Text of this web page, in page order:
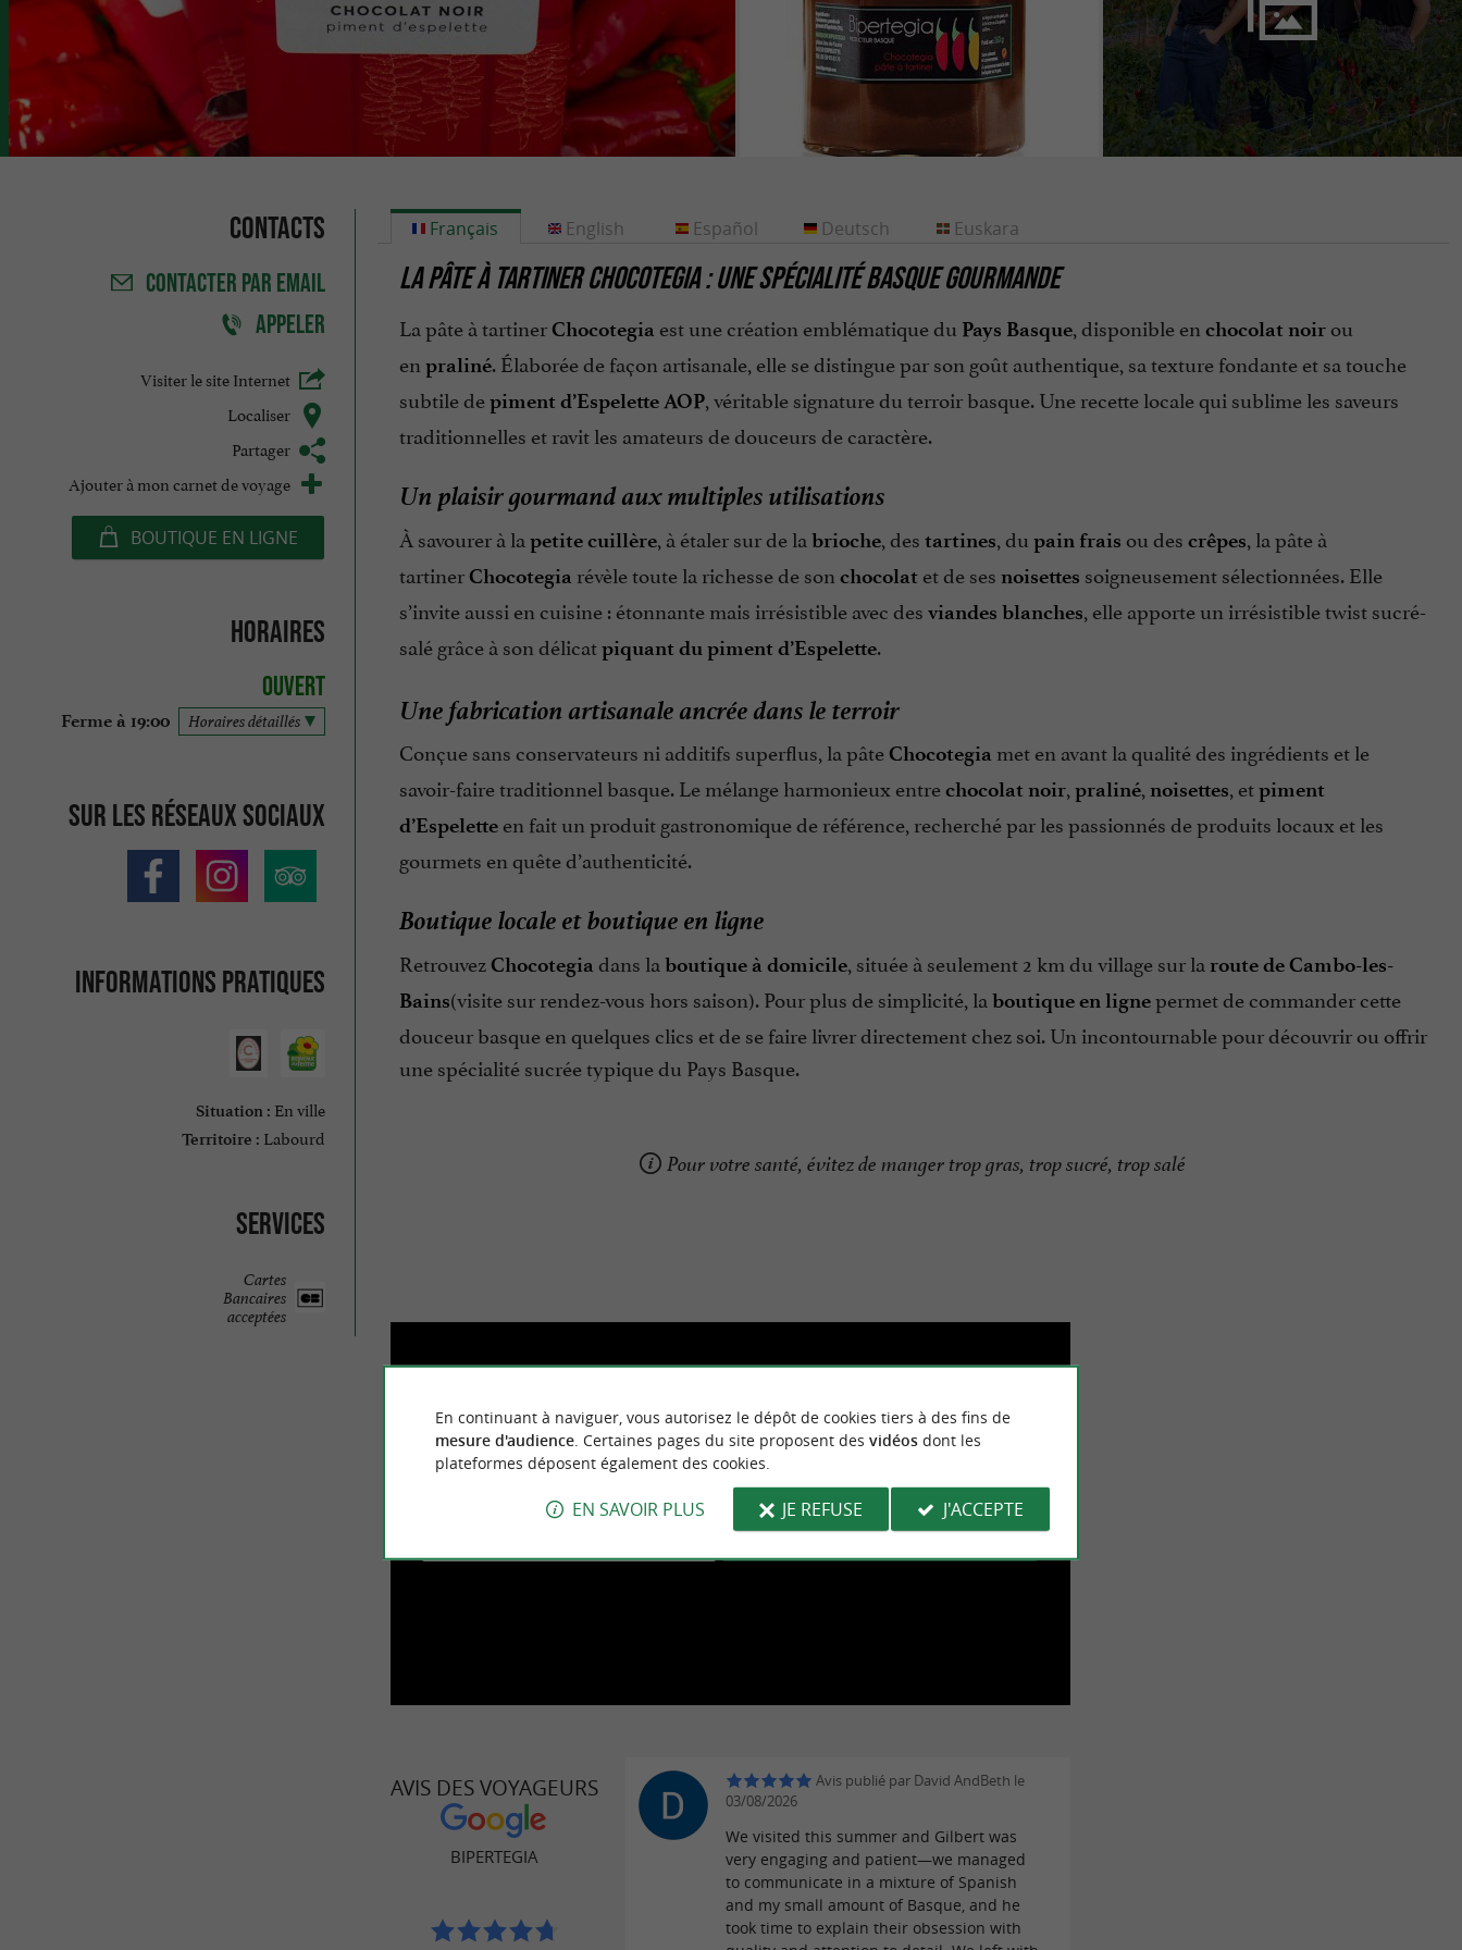
Contacts
CONTACTER PAR EMAIL
APPELER
Visiter le site Internet
Localiser
Partager
Ajouter à mon carnet de voyage
BOUTIQUE EN LIGNE
Horaires
Ouvert
Ferme à 19:00 Horaires détaillés
Sur les réseaux sociaux
Informations pratiques
Situation : En ville
Territoire : Labourd
Services
Cartes
Bancaires
acceptées
Français
LA PÂTE À TARTINER CHOCOTEGIA : UNE SPÉCIALITÉ BASQUE GOURMANDE
La pâte à tartinerChocotegia est une création emblématique du Pays Basque, disponible en chocolat noirou
en praliné. Élaborée de façon artisanale, elle se distingue par son goût authentique, sa texture fondante et sa touche
subtile depiment d’Espelette AOP, véritable signature du terroir basque. Une recette locale qui sublime les saveurs
traditionnelles et ravit les amateurs de douceurs de caractère.
Un plaisir gourmand aux multiples utilisations
À savourer à la petite cuillère, à étaler sur de la brioche, des tartines, du pain frais ou des crêpes, la pâte à
tartinerChocotegia révèle toute la richesse de son chocolat et de ses noisettes soigneusement sélectionnées. Elle
s’invite aussi en cuisine : étonnante mais irrésistible avec des viandes blanches, elle apporte un irrésistible twist sucré-
salé grâce à son délicatpiquant du piment d’Espelette.
Une fabrication artisanale ancrée dans le terroir
Conçue sans conservateurs ni additifs superflus, la pâteChocotegia met en avant la qualité des ingrédients et le
savoir-faire traditionnel basque. Le mélange harmonieux entrechocolat noir, praliné, noisettes, etpiment
d’Espeletteen fait un produit gastronomique de référence, recherché par les passionnés de produits locaux et les
gourmets en quête d’authenticité.
Boutique locale et boutique en ligne
RetrouvezChocotegia dans la boutique à domicile, située à seulement 2 km du village sur la route de Cambo-les-
Bains(visite sur rendez-vous hors saison). Pour plus de simplicité, la boutique en lignepermet de commander cette
douceur basque en quelques clics et de se faire livrer directement chez soi. Un incontournable pour découvrir ou offrir
une spécialité sucrée typique du Pays Basque.
Pour votre santé, évitez de manger trop gras, trop sucré, trop salé
English Español Deutsch Euskara
Impossible d'afficher cette vidéo car vous vous êtes opposé au dépôt
des cookies tiers.
En savoir plus
OUVRIR LA PAGE DE LA VIDÉO
AVIS DES VOYAGEURS
BIPERTEGIA
Avis publié par David AndBeth le
03/08/2026
We visited this summer and Gilbert was
very engaging and patient—we managed
to communicate in a mixture of Spanish
and my small amount of Basque, and he
took time to explain their obsession with
En continuant à naviguer, vous autorisez le dépôt de cookies tiers à des fins de
mesure d'audience. Certaines pages du site proposent des vidéosdont les
plateformes déposent également des cookies.
EN SAVOIR PLUS JE REFUSE J'ACCEPTE